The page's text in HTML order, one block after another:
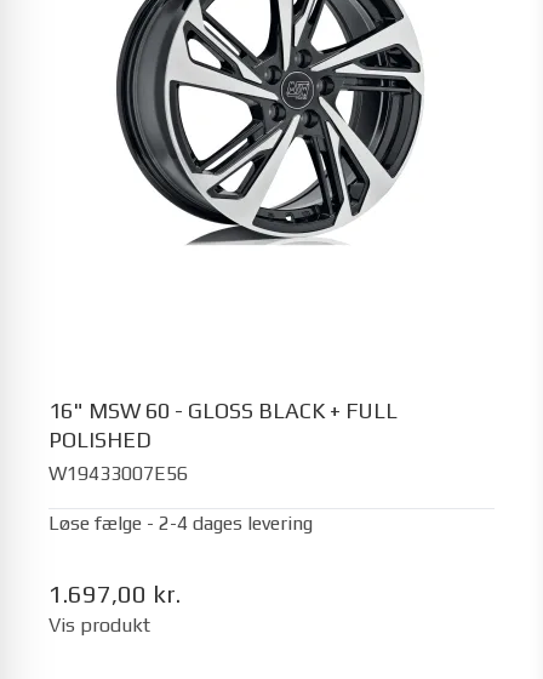
16" MSW 60 - GLOSS BLACK + FULL
POLISHED
W19433007E56
Løse fælge - 2-4 dages levering
1.697,00 kr.
Vis produkt